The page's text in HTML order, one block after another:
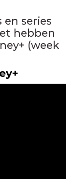
en series
hebben
(week